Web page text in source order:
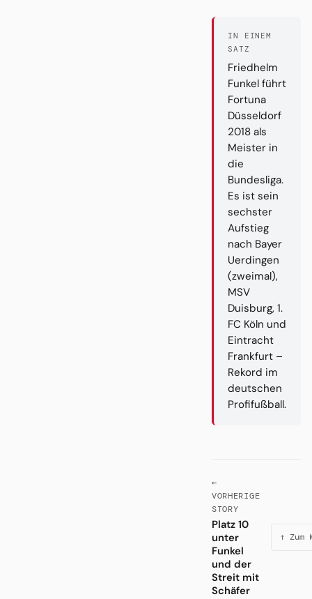
IN EINEM
SATZ
Friedhelm
Funkel führt
Fortuna
Düsseldorf
2018 als
Meister in
die
Bundesliga.
Es ist sein
sechster
Aufstieg
nach Bayer
Uerdingen
(zweimal),
MSV
Duisburg, 1.
FC Köln und
Eintracht
Frankfurt –
Rekord im
deutschen
Profifußball.
←
VORHERIGE
STORY
Platz 10
unter
Funkel
und der
Streit mit
Schäfer
↑